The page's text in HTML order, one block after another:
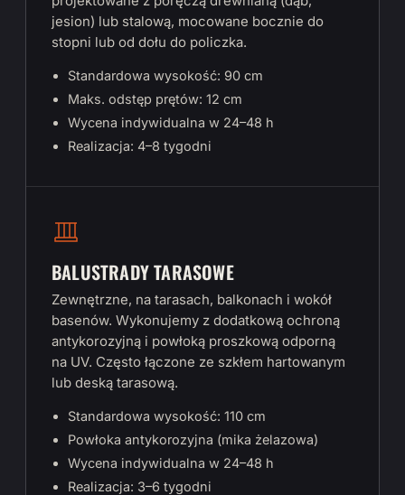
jesion) lub stalową, mocowane bocznie do
stopni lub od dołu do policzka.
Standardowa wysokość: 90 cm
Maks. odstęp prętów: 12 cm
Wycena indywidualna w 24–48 h
Realizacja: 4–8 tygodni
BALUSTRADY TARASOWE
Zewnętrzne, na tarasach, balkonach i wokół
basenów. Wykonujemy z dodatkową ochroną
antykorozyjną i powłoką proszkową odporną
na UV. Często łączone ze szkłem hartowanym
lub deską tarasową.
Standardowa wysokość: 110 cm
Powłoka antykorozyjna (mika żelazowa)
Wycena indywidualna w 24–48 h
Realizacja: 3–6 tygodni